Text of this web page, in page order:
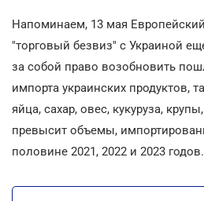
Напоминаем, 13 мая
"торговый безвиз" с Украиной
за собой право возобновить
импорта украинских продуктов,
яйца, сахар, овес, кукуруза,
превысит объемы,
половине 2021, 2022 и 2023 годов.